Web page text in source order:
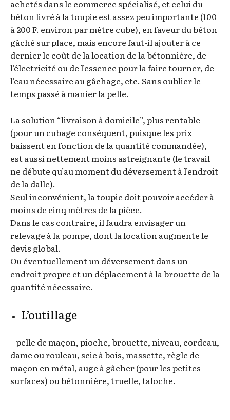
achetés dans le commerce spécialisé, et celui du
béton livré à la toupie est assez peu importante (100
à 200 F. environ par mètre cube), en faveur du béton
gâché sur place, mais encore faut-il ajouter à ce
dernier le coût de la location de la bétonnière, de
l’électricité ou de l’essence pour la faire tourner, de
l’eau nécessaire au gâchage, etc. Sans oublier le
temps passé à manier la pelle.
La solution “livraison à domicile”, plus rentable
(pour un cubage conséquent, puisque les prix
baissent en fonction de la quantité commandée),
est aussi nettement moins astreignante (le travail
ne débute qu’au moment du déversement à l’endroit
de la dalle).
Seul inconvénient, la toupie doit pouvoir accéder à
moins de cinq mètres de la pièce.
Dans le cas contraire, il faudra envisager un
relevage à la pompe, dont la location augmente le
devis global.
Ou éventuellement un déversement dans un
endroit propre et un déplacement à la brouette de la
quantité nécessaire.
L’outillage
– pelle de maçon, pioche, brouette, niveau, cordeau,
dame ou rouleau, scie à bois, massette, règle de
maçon en métal, auge à gâcher (pour les petites
surfaces) ou bétonnière, truelle, taloche.